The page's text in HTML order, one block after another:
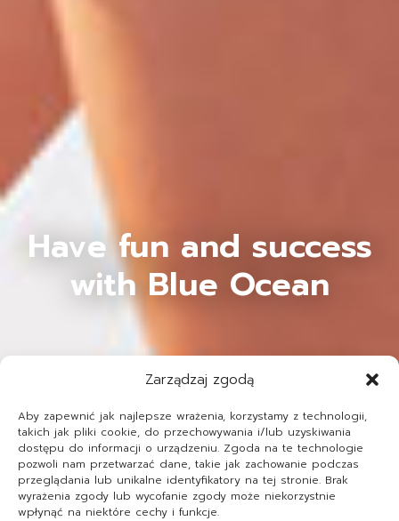
Zarządzaj zgodą
Aby zapewnić jak najlepsze wrażenia, korzystamy z technologii,
takich jak pliki cookie, do przechowywania i/lub uzyskiwania
dostępu do informacji o urządzeniu. Zgoda na te technologie
pozwoli nam przetwarzać dane, takie jak zachowanie podczas
przeglądania lub unikalne identyfikatory na tej stronie. Brak
wyrażenia zgody lub wycofanie zgody może niekorzystnie
wpłynąć na niektóre cechy i funkcje.
Have fun and success
with Blue Ocean